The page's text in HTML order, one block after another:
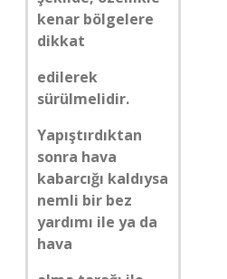
kenar bölgelere
dikkat
edilerek
sürülmelidir.
Yapıştırdıktan
sonra hava
kabarcığı kaldıysa
nemli bir bez
yardımı ile ya da
hava